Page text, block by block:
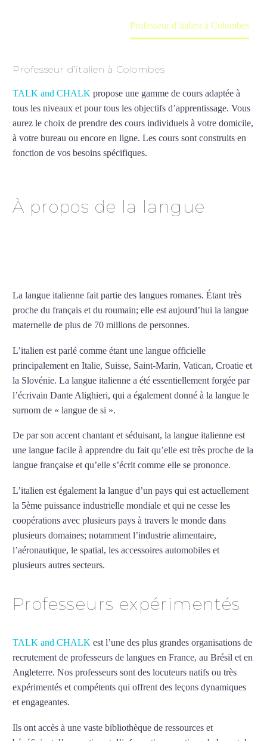
Professeur d’italien à Colombes
Professeur d’italien à Colombes
TALK and CHALK propose une gamme de cours adaptée à
tous les niveaux et pour tous les objectifs d’apprentissage. Vous
aurez le choix de prendre des cours individuels à votre domicile,
à votre bureau ou encore en ligne. Les cours sont construits en
fonction de vos besoins spécifiques.
À propos de la langue
La langue italienne fait partie des langues romanes. Étant très
proche du français et du roumain; elle est aujourd’hui la langue
maternelle de plus de 70 millions de personnes.
L’italien est parlé comme étant une langue officielle
principalement en Italie, Suisse, Saint-Marin, Vatican, Croatie et
la Slovénie. La langue italienne a été essentiellement forgée par
l’écrivain Dante Alighieri, qui a également donné à la langue le
surnom de « langue de si ».
De par son accent chantant et séduisant, la langue italienne est
une langue facile à apprendre du fait qu’elle est très proche de la
langue française et qu’elle s’écrit comme elle se prononce.
L’italien est également la langue d’un pays qui est actuellement
la 5ème puissance industrielle mondiale et qui ne cesse les
coopérations avec plusieurs pays à travers le monde dans
plusieurs domaines; notamment l’industrie alimentaire,
l’aéronautique, le spatial, les accessoires automobiles et
plusieurs autres secteurs.
Professeurs expérimentés
TALK and CHALK est l’une des plus grandes organisations de
recrutement de professeurs de langues en France, au Brésil et en
Angleterre. Nos professeurs sont des locuteurs natifs ou très
expérimentés et compétents qui offrent des leçons dynamiques
et engageantes.
Ils ont accès à une vaste bibliothèque de ressources et